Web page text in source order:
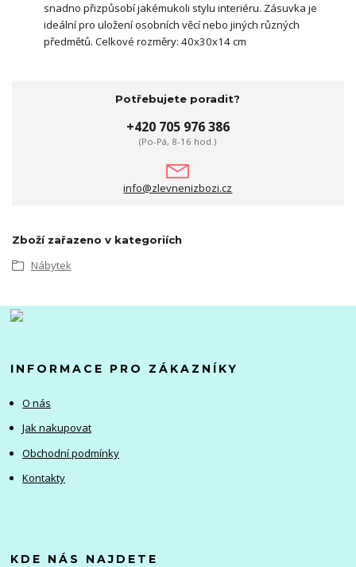
snadno přizpůsobí jakémukoli stylu interiéru. Zásuvka je
ideální pro uložení osobních věcí nebo jiných různých
předmětů. Celkové rozměry: 40x30x14 cm
Potřebujete poradit?
+420 705 976 386
(Po-Pá, 8-16 hod.)
info@zlevnenizbozi.cz
Zboží zařazeno v kategoriích
Nábytek
INFORMACE PRO ZÁKAZNÍKY
O nás
Jak nakupovat
Obchodní podmínky
Kontakty
KDE NÁS NAJDETE